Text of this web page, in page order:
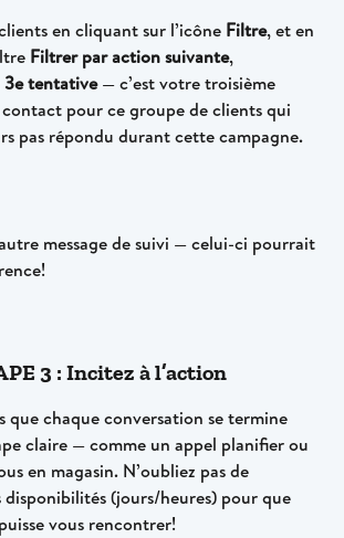
en cliquant sur l’icône Filtre, et en
Filtrer par action suivante,
3e tentative — c’est votre troisième
pour ce groupe de clients qui
pas répondu durant cette campagne.
message de suivi — celui-ci pourrait
3 : Incitez à l’action
que chaque conversation se termine
claire — comme un appel planifier ou
en magasin. N’oubliez pas de
disponibilités (jours/heures) pour que
vous rencontrer!